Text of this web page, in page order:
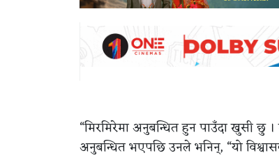
“मिरमिरेमा अनुबन्धित हुन पाउँदा खुसी छु
अनुबन्धित भएपछि उनले भनिन्, “यो